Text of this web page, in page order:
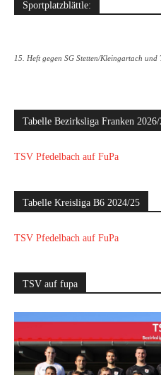
Sportplatzblättle:
15. Heft gegen SG Stetten/Kleingartach
Tabelle Bezirksliga Franken
TSV Pfedelbach auf FuPa
Tabelle Kreisliga B6 2024/25
TSV Pfedelbach auf FuPa
TSV auf fupa